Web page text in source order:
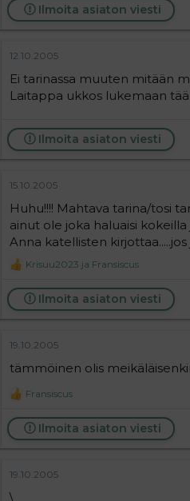
Ilmoita asiaton viesti
12.10.2005
Ei tarinassa muuten mitään
Laitappa ukkos lukemaan tää
Ilmoita asiaton viesti
15.10.2005
Huhu!!!! Mahtava tarina/tosi
ainut ole joka haluaisi
Anna katellisten
R
a
c
t
o
s
Krisuu2023 ja Fransiscus
Ilmoita asiaton viesti
19.10.2005
tämmöinen olis
R
a
c
t
o
Fransiscus
Ilmoita asiaton viesti
19.10.2005
\